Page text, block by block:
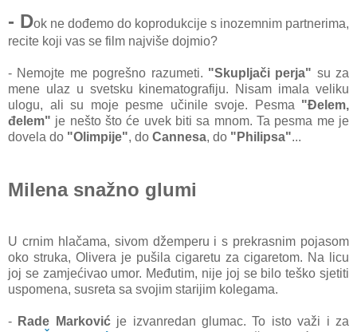
- Dok ne dođemo do koprodukcije s inozemnim partnerima,
recite koji vas se film najviše dojmio?
- Nemojte me pogrešno razumeti. "Skupljači perja" su za
mene ulaz u svetsku kinematografiju. Nisam imala veliku
ulogu, ali su moje pesme učinile svoje. Pesma "Đelem,
đelem" je nešto što će uvek biti sa mnom. Ta pesma me je
dovela do "Olimpije", do Cannesa, do "Philipsa"...
Milena snažno glumi
U crnim hlačama, sivom džemperu i s prekrasnim pojasom
oko struka, Olivera je pušila cigaretu za cigaretom. Na licu
joj se zamjećivao umor. Međutim, nije joj se bilo teško sjetiti
uspomena, susreta sa svojim starijim kolegama.
- Rade Markovićje izvanredan glumac. To isto važi i za